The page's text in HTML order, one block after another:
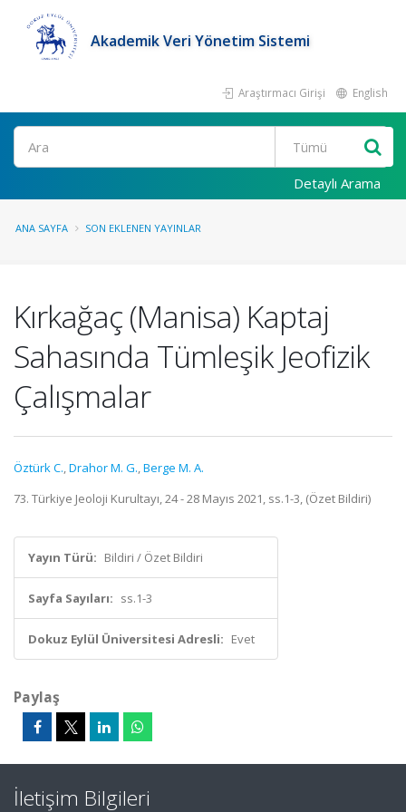
Akademik Veri Yönetim Sistemi
Araştırmacı Girişi English
Ara
Detaylı Arama
ANA SAYFA SON EKLENEN YAYINLAR
Kırkağaç (Manisa) Kaptaj
Sahasında Tümleşik Jeofizik
Çalışmalar
Öztürk C.,Drahor M. G.,Berge M. A.
73. Türkiye Jeoloji Kurultayı, 24 - 28 Mayıs 2021, ss.1-3, (Özet Bildiri)
Yayın Türü: Bildiri / Özet Bildiri
Sayfa Sayıları: ss.1-3
Dokuz Eylül Üniversitesi Adresli: Evet
Paylaş
İletişim Bilgileri